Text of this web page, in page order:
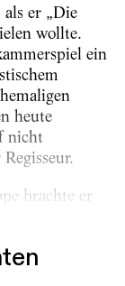
er „Die
wollte.
ein
heute
nicht
brachte er